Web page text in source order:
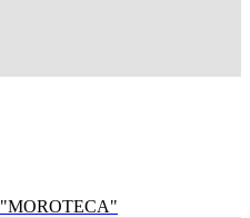
"MOROTECA"